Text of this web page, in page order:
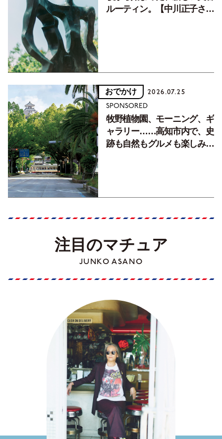
ルーティン。【中川正子さん
おでかけ 2026.07.25
SPONSORED
牧野植物園、モーニング、ギ
ャラリー……高知市内で、史
跡も自然もグルメも楽しみ尽
注目のマチュア
JUNKO ASANO